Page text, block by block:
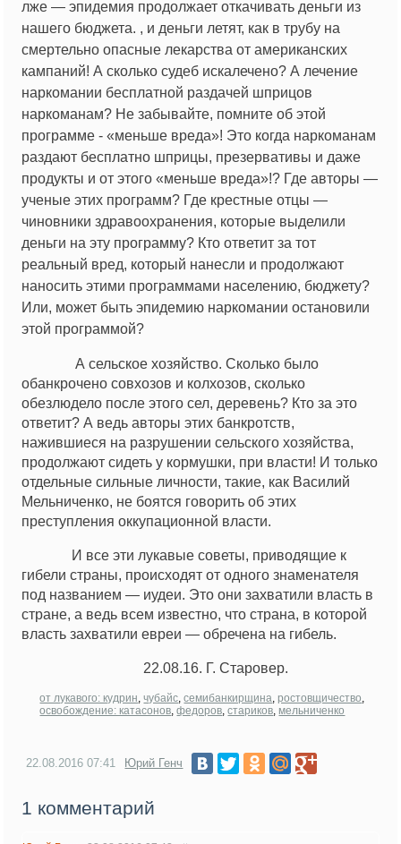
лже — эпидемия продолжает откачивать деньги из
нашего бюджета. , и деньги летят, как в трубу на
смертельно опасные лекарства от американских
кампаний! А сколько судеб искалечено? А лечение
наркомании бесплатной раздачей шприцов
наркоманам? Не забывайте, помните об этой
программе - «меньше вреда»! Это когда наркоманам
раздают бесплатно шприцы, презервативы и даже
продукты и от этого «меньше вреда»!? Где авторы —
ученые этих программ? Где крестные отцы —
чиновники здравоохранения, которые выделили
деньги на эту программу? Кто ответит за тот
реальный вред, который нанесли и продолжают
наносить этими программами населению, бюджету?
Или, может быть эпидемию наркомании остановили
этой программой?
А сельское хозяйство. Сколько было
обанкрочено совхозов и колхозов, сколько
обезлюдело после этого сел, деревень? Кто за это
ответит? А ведь авторы этих банкротств,
нажившиеся на разрушении сельского хозяйства,
продолжают сидеть у кормушки, при власти! И только
отдельные сильные личности, такие, как Василий
Мельниченко, не боятся говорить об этих
преступления оккупационной власти.
И все эти лукавые советы, приводящие к
гибели страны, происходят от одного знаменателя
под названием — иудеи. Это они захватили власть в
стране, а ведь всем известно, что страна, в которой
власть захватили евреи — обречена на гибель.
22.08.16. Г. Старовер.
от лукавого: кудрин,чубайс,семибанкирщина,ростовщичество,
освобождение: катасонов,федоров,стариков, мельниченко
22.08.201607:41 Юрий Генч
1 комментарий